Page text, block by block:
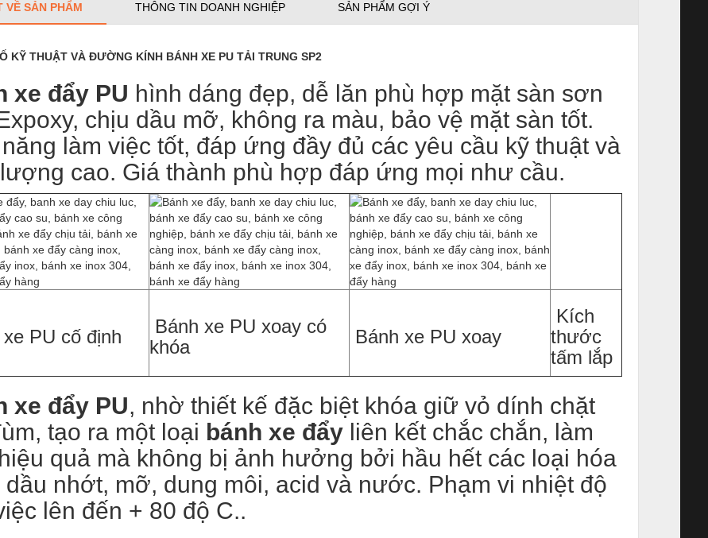
VỀ SẢN PHẨM THÔNG TIN DOANH NGHIỆP SẢN PHẨM GỢI Ý
KỸ THUẬT VÀ ĐƯỜNG KÍNH BÁNH XE PU TẢI TRUNG SP2
xe đẩy PU hình dáng đẹp, dễ lăn phù hợp mặt sàn sơn
chịu dầu mỡ, không ra màu, bảo vệ mặt sàn tốt.
làm việc tốt, đáp ứng đầy đủ các yêu cầu kỹ thuật và
cao. Giá thành phù hợp đáp ứng mọi như cầu.
xe PU cố định
Bánh xe PU xoay có
khóa
Bánh xe PU xoay
Kích
thước
tấm lắp
xe đẩy PU, nhờ thiết kế đặc biệt khóa giữ vỏ dính chặt
tạo ra một loại bánh xe đẩy liên kết chắc chắn, làm
quả mà không bị ảnh hưởng bởi hầu hết các loại hóa
dầu nhớt, mỡ, dung môi, acid và nước. Phạm vi nhiệt độ
lên đến + 80 độ C..